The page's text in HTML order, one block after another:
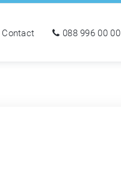
Contact 088 996 00 00